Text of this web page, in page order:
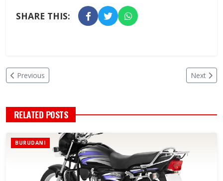
SHARE THIS:
Previous Next
RELATED POSTS
BURUDANI